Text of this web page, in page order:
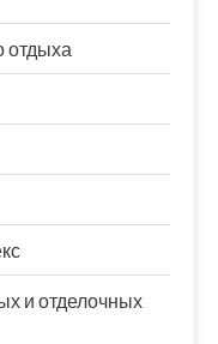
отдыха
и отделочных